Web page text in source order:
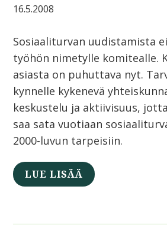
16.5.2008
Sosiaaliturvan uudistamista
työhön nimetylle komitealle.
asiasta on puhuttava nyt.
kynnelle kykenevä
keskustelu ja aktiivisuus,
saa sata vuotiaan
2000-luvun tarpeisiin.
LUE LISÄÄ